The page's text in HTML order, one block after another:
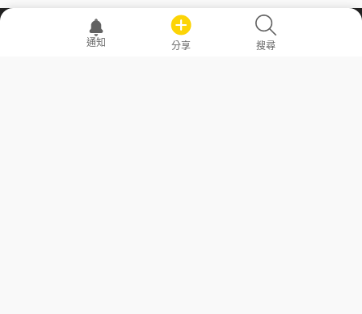
職場透明化運動
通知 分享 搜尋